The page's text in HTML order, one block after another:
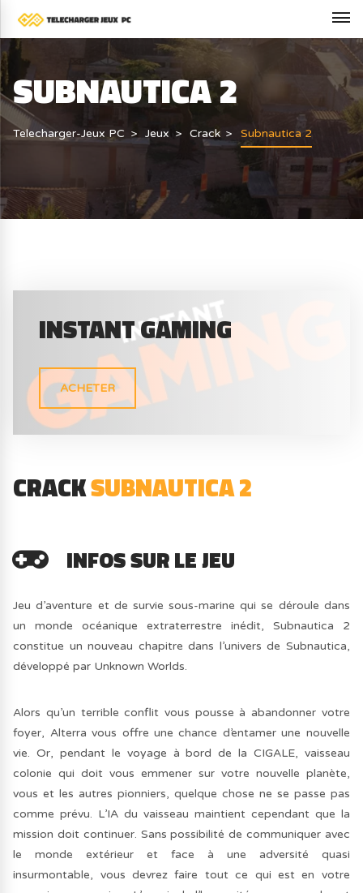
SUBNAUTICA 2
Telecharger-Jeux PC Jeux Crack Subnautica 2
INSTANT GAMING
ACHETER
CRACKSUBNAUTICA 2
INFOS SUR LE JEU
Jeu d’aventure et de survie sous-marine qui se déroule dans
un monde océanique extraterrestre inédit, Subnautica 2
constitue un nouveau chapitre dans l’univers de Subnautica,
développé par Unknown Worlds.
Alors qu’un terrible conflit vous pousse à abandonner votre
foyer, Alterra vous offre une chance d’entamer une nouvelle
vie. Or, pendant le voyage à bord de la CIGALE, vaisseau
colonie qui doit vous emmener sur votre nouvelle planète,
vous et les autres pionniers, quelque chose ne se passe pas
comme prévu. L’IA du vaisseau maintient cependant que la
mission doit continuer. Sans possibilité de communiquer avec
le monde extérieur et face à une adversité quasi
insurmontable, vous devrez faire tout ce qui est en votre